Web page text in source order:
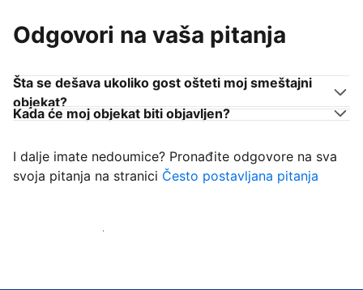
Odgovori na vaša pitanja
Šta se dešava ukoliko gost ošteti moj smeštajni
objekat?
Kada će moj objekat biti objavljen?
I dalje imate nedoumice? Pronađite odgovore na sva
svoja pitanja na stranici Često postavljana pitanja
Počnite da primate goste